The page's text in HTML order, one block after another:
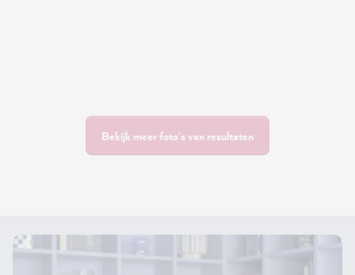
Bekijk meer foto's van resultaten